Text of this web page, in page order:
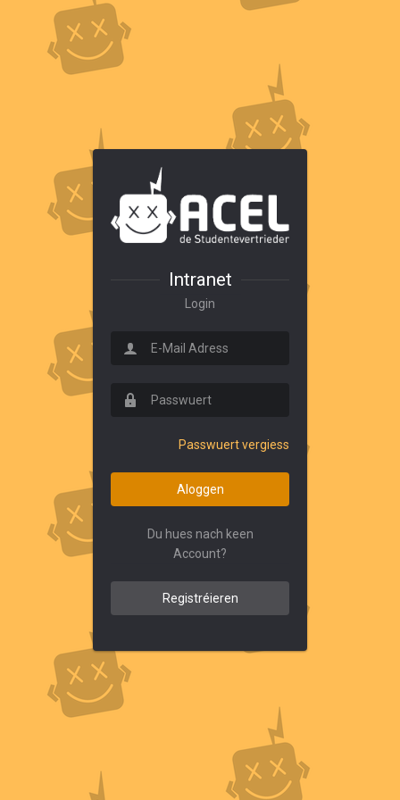
Intranet
Login
Passwuert vergiess
Aloggen
Du hues nach keen
Account?
Registréieren